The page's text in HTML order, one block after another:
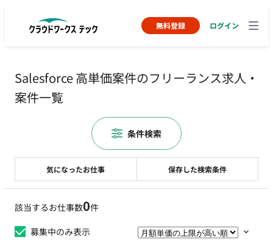
無料登録 ログイン
Salesforce 高単価案件のフリーランス求人・
案件一覧
該当するお仕事数0件
募集中のみ表示
気になったお仕事 保存した検索条件
条件検索